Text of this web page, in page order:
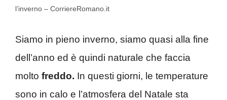
l’inverno – CorriereRomano.it
Siamo in pieno inverno, siamo quasi alla fine
dell’anno ed è quindi naturale che faccia
molto freddo. In questi giorni, le temperature
sono in calo e l’atmosfera del Natale sta